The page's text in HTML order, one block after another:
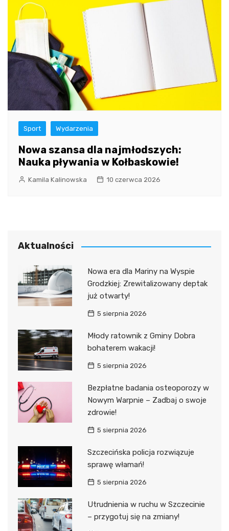
Sport Wydarzenia
Nowa szansa dla najmłodszych:
Nauka pływania w Kołbaskowie!
Kamila Kalinowska 10 czerwca 2026
Aktualności
Nowa era dla Mariny na Wyspie
Grodzkiej: Zrewitalizowany deptak
już otwarty!
5 sierpnia 2026
Młody ratownik z Gminy Dobra
bohaterem wakacji!
5 sierpnia 2026
Bezpłatne badania osteoporozy w
Nowym Warpnie – Zadbaj o swoje
zdrowie!
5 sierpnia 2026
Szczecińska policja rozwiązuje
sprawę włamań!
5 sierpnia 2026
Utrudnienia w ruchu w Szczecinie
– przygotuj się na zmiany!